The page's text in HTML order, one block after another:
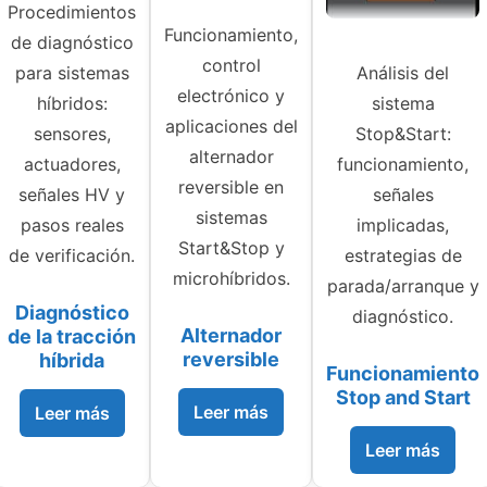
Procedimientos
de diagnóstico
para sistemas
híbridos:
sensores,
actuadores,
señales HV y
pasos reales
de verificación.
Diagnóstico
de la tracción
híbrida
Leer más
Funcionamiento,
control
electrónico y
aplicaciones del
alternador
reversible en
sistemas
Start&Stop y
microhíbridos.
Alternador
reversible
Leer más
Análisis del
sistema
Stop&Start:
funcionamiento,
señales
implicadas,
estrategias de
parada/arranque y
diagnóstico.
Funcionamiento
Stop and Start
Leer más